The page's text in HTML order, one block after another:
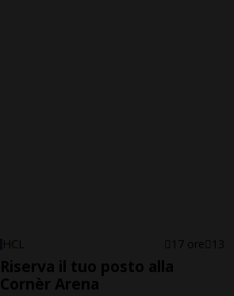
HCL 17 ore 13
Riserva il tuo posto alla
Cornèr Arena